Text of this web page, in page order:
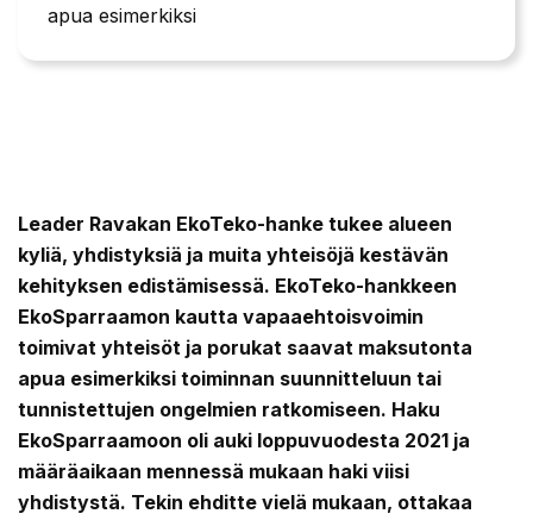
apua esimerkiksi
Leader Ravakan EkoTeko-hanke tukee alueen
kyliä, yhdistyksiä ja muita yhteisöjä kestävän
kehityksen edistämisessä. EkoTeko-hankkeen
EkoSparraamon kautta vapaaehtoisvoimin
toimivat yhteisöt ja porukat saavat maksutonta
apua esimerkiksi toiminnan suunnitteluun tai
tunnistettujen ongelmien ratkomiseen. Haku
EkoSparraamoon oli auki loppuvuodesta 2021 ja
määräaikaan mennessä mukaan haki viisi
yhdistystä. Tekin ehditte vielä mukaan, ottakaa